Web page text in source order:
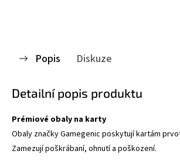
Popis Diskuze
Detailní popis produktu
Prémiové obaly na karty
Obaly značky Gamegenic poskytují kartám
Zamezují poškrábaní, ohnutí a poškození.